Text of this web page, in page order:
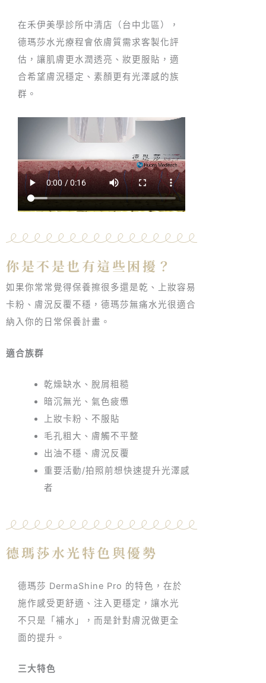
在禾伊美學診所中清店（台中北區），
德瑪莎水光療程會依膚質需求客製化評
估，讓肌膚更水潤透亮、妝更服貼，適
合希望膚況穩定、素顏更有光澤感的族
群。
你是不是也有這些困擾？
如果你常常覺得保養擦很多還是乾、上妝容易
卡粉、膚況反覆不穩，德瑪莎無痛水光很適合
納入你的日常保養計畫。
適合族群
乾燥缺水、脫屑粗糙
暗沉無光、氣色疲憊
上妝卡粉、不服貼
毛孔粗大、膚觸不平整
出油不穩、膚況反覆
重要活動/拍照前想快速提升光澤感
者
德瑪莎水光特色與優勢
德瑪莎 DermaShine Pro 的特色，在於
施作感受更舒適、注入更穩定，讓水光
不只是「補水」，而是針對膚況做更全
面的提升。
三大特色